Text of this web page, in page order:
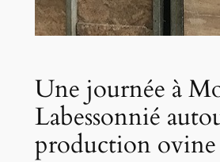
Une journée à
Labessonnié
production ovine